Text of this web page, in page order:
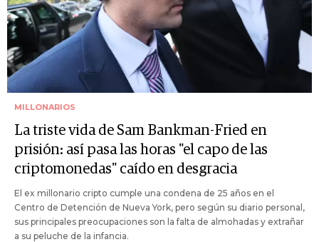
MILLONARIOS
La triste vida de Sam Bankman-Fried en
prisión: así pasa las horas "el capo de las
criptomonedas" caído en desgracia
El ex millonario cripto cumple una condena de 25 años en el
Centro de Detención de Nueva York, pero según su diario personal,
sus principales preocupaciones son la falta de almohadas y extrañar
a su peluche de la infancia.